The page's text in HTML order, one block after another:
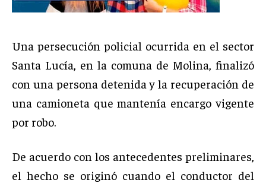
Una persecución policial ocurrida en el sector
Santa Lucía, en la comuna de Molina, finalizó
con una persona detenida y la recuperación de
una camioneta que mantenía encargo vigente
por robo.
De acuerdo con los antecedentes preliminares,
el hecho se originó cuando el conductor del